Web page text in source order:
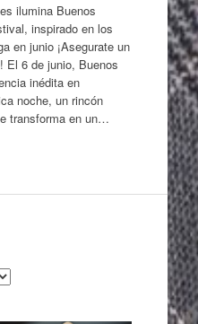
ilumina Buenos
inspirado en los
en junio ¡Asegurate un
El 6 de junio, Buenos
inédita en
noche, un rincón
transforma en un…